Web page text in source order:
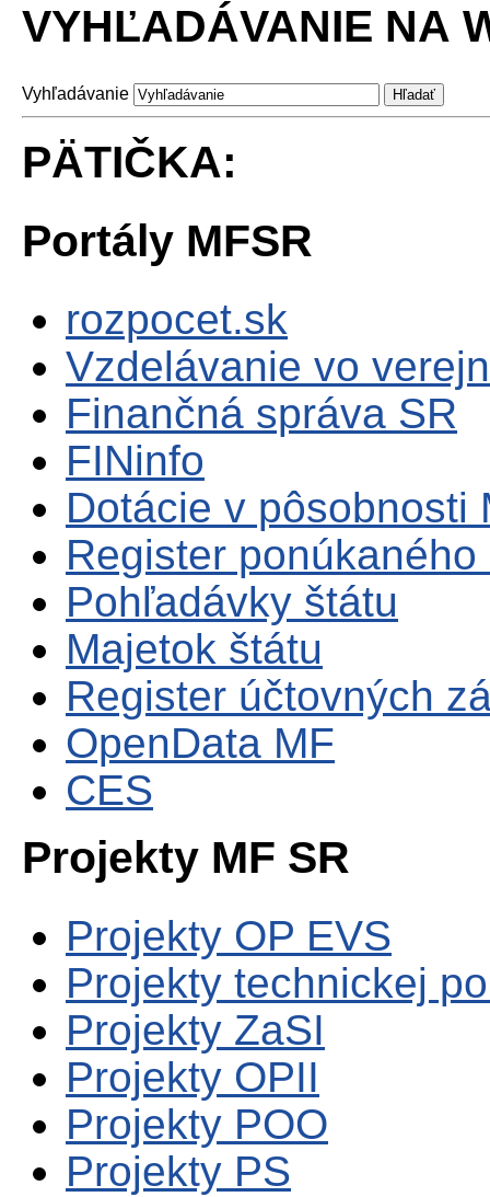
VYHĽADÁVANIE NA
Vyhľadávanie
PÄTIČKA:
Portály MFSR
rozpocet.sk
Vzdelávanie vo
Finančná správa SR
FINinfo
Dotácie v pôsobnosti
Register
Pohľadávky štátu
Majetok štátu
Register účtovných
OpenData MF
CES
Projekty MF SR
Projekty OP EVS
Projekty technickej
Projekty ZaSI
Projekty OPII
Projekty POO
Projekty PS